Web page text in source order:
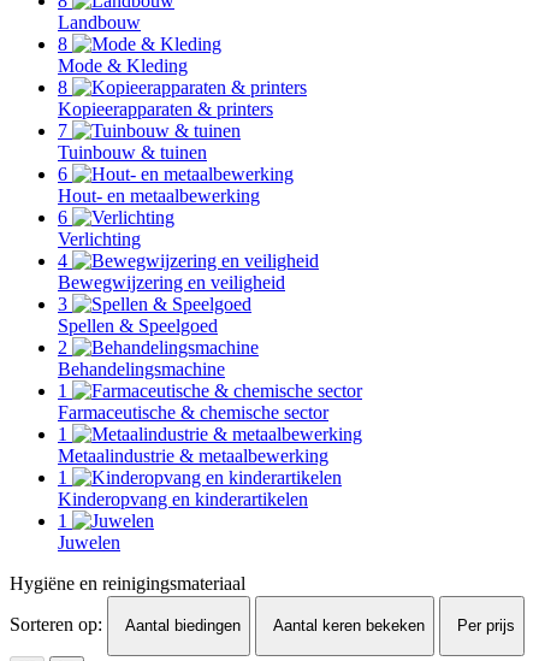
Landbouw
8
Mode & Kleding
8
Kopieerapparaten & printers
7
Tuinbouw & tuinen
6
Hout- en metaalbewerking
6
Verlichting
4
Bewegwijzering en veiligheid
3
Spellen & Speelgoed
2
Behandelingsmachine
1
Farmaceutische & chemische sector
1
Metaalindustrie & metaalbewerking
1
Kinderopvang en kinderartikelen
1
Juwelen
Hygiëne en reinigingsmateriaal
Sorteren op:
Aantal biedingen Aantal keren bekeken Per prijs